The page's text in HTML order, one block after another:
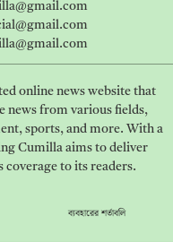
online news website that
news from various fields,
sports, and more. With a
Cumilla aims to deliver
coverage to its readers.
ব্যবহারের শর্তাবলি